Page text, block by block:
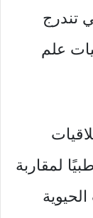
تندرج
علم
لمقاربة
الحيوية